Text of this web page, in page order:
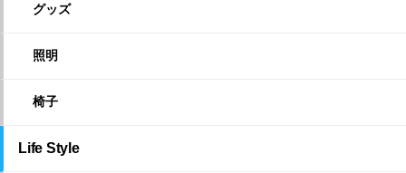
グッズ
照明
椅子
Life Style